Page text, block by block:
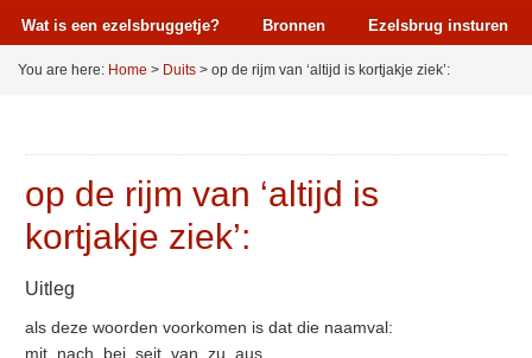
Wat is een ezelsbruggetje? Bronnen Ezelsbrug insturen
You are here: Home > Duits > op de rijm van ‘altijd is kortjakje ziek’:
op de rijm van ‘altijd is
kortjakje ziek’:
Uitleg
als deze woorden voorkomen is dat die naamval:
mit, nach, bei, seit, van, zu, aus